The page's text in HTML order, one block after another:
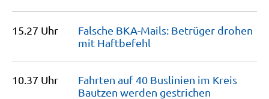
15.27 Uhr
Falsche BKA-Mails: Betrüger drohen
mit Haftbefehl
10.37 Uhr
Fahrten auf 40 Buslinien im Kreis
Bautzen werden gestrichen